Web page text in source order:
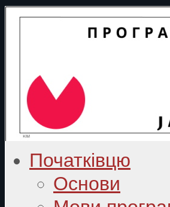
Початківцю
Основи